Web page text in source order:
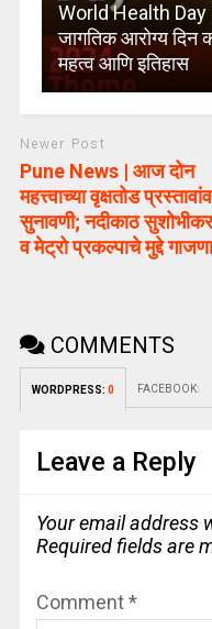
World Health Day
जागतिक आरोग्य दिन
महत्व आणि इतिहास
Newer Post
Pune News | आज दोन
महत्त्वाच्या वृक्षतोड
सुनावणी; नदीकाठ
व मेट्रो प्रकल्पाचे मुद्दे
COMMENTS
WORDPRESS: 0 FACEBOOK:
Leave a Reply
Your email address
Required fields are
Comment*